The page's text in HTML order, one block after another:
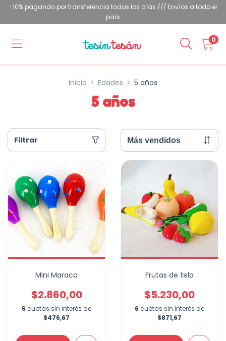
-10% pagando por transferencia todos los días /// Envíos a todo el
país
0
Inicio > Edades > 5 años
5 años
Filtrar
Mini Maraca
$2.860,00
6 cuotas sin interés de
$476,67
Frutas de tela
$5.230,00
6 cuotas sin interés de
$871,67